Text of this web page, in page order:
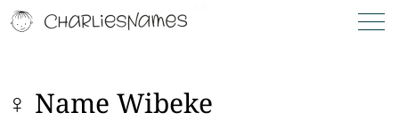
♀ Name Wibeke